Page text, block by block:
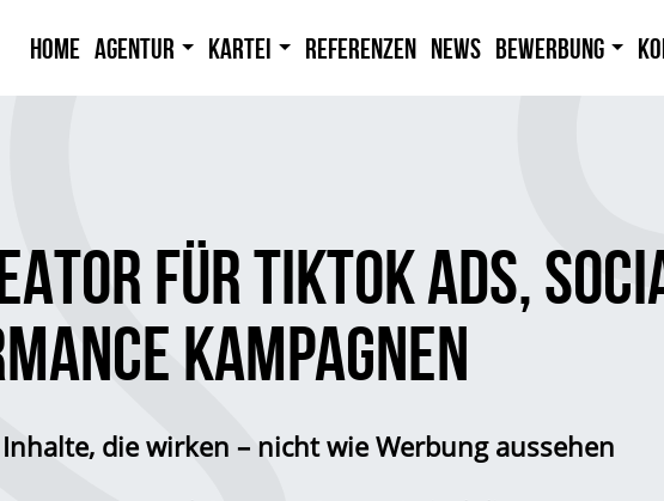
HOME Agentur Kartei Referenzen News Bewerbung
FÜR TIKTOK ADS,
KAMPAGNEN
die wirken – nicht wie Werbung aussehen